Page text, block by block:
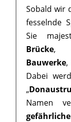
Sobald wir
fesselnde
Sie
Brücke,
Bauwerke,
Dabei
„
Namen